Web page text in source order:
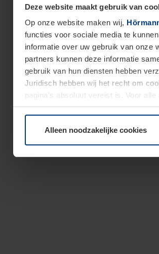
Deze website maakt gebruik van
Op onze website maken wij,
functies voor sociale media te
informatie over uw gebruik van onze
partners kunnen deze informatie
gebruik van hun diensten hebben
Juridisch hebben wij het recht om
pagina's absoluut vereist is. Voor
moment bij de uitleg van de cookies
Alleen noodzakelijke cookies